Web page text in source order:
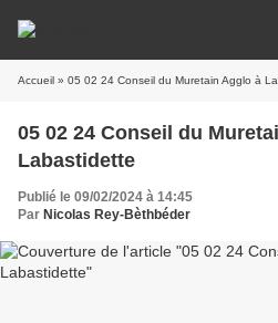
Accueil » 05 02 24 Conseil du Muretain Agglo à
05 02 24 Conseil du
Labastidette
Publié le 09/02/2024 à 14:45
Par Nicolas Rey-Bèthbéder